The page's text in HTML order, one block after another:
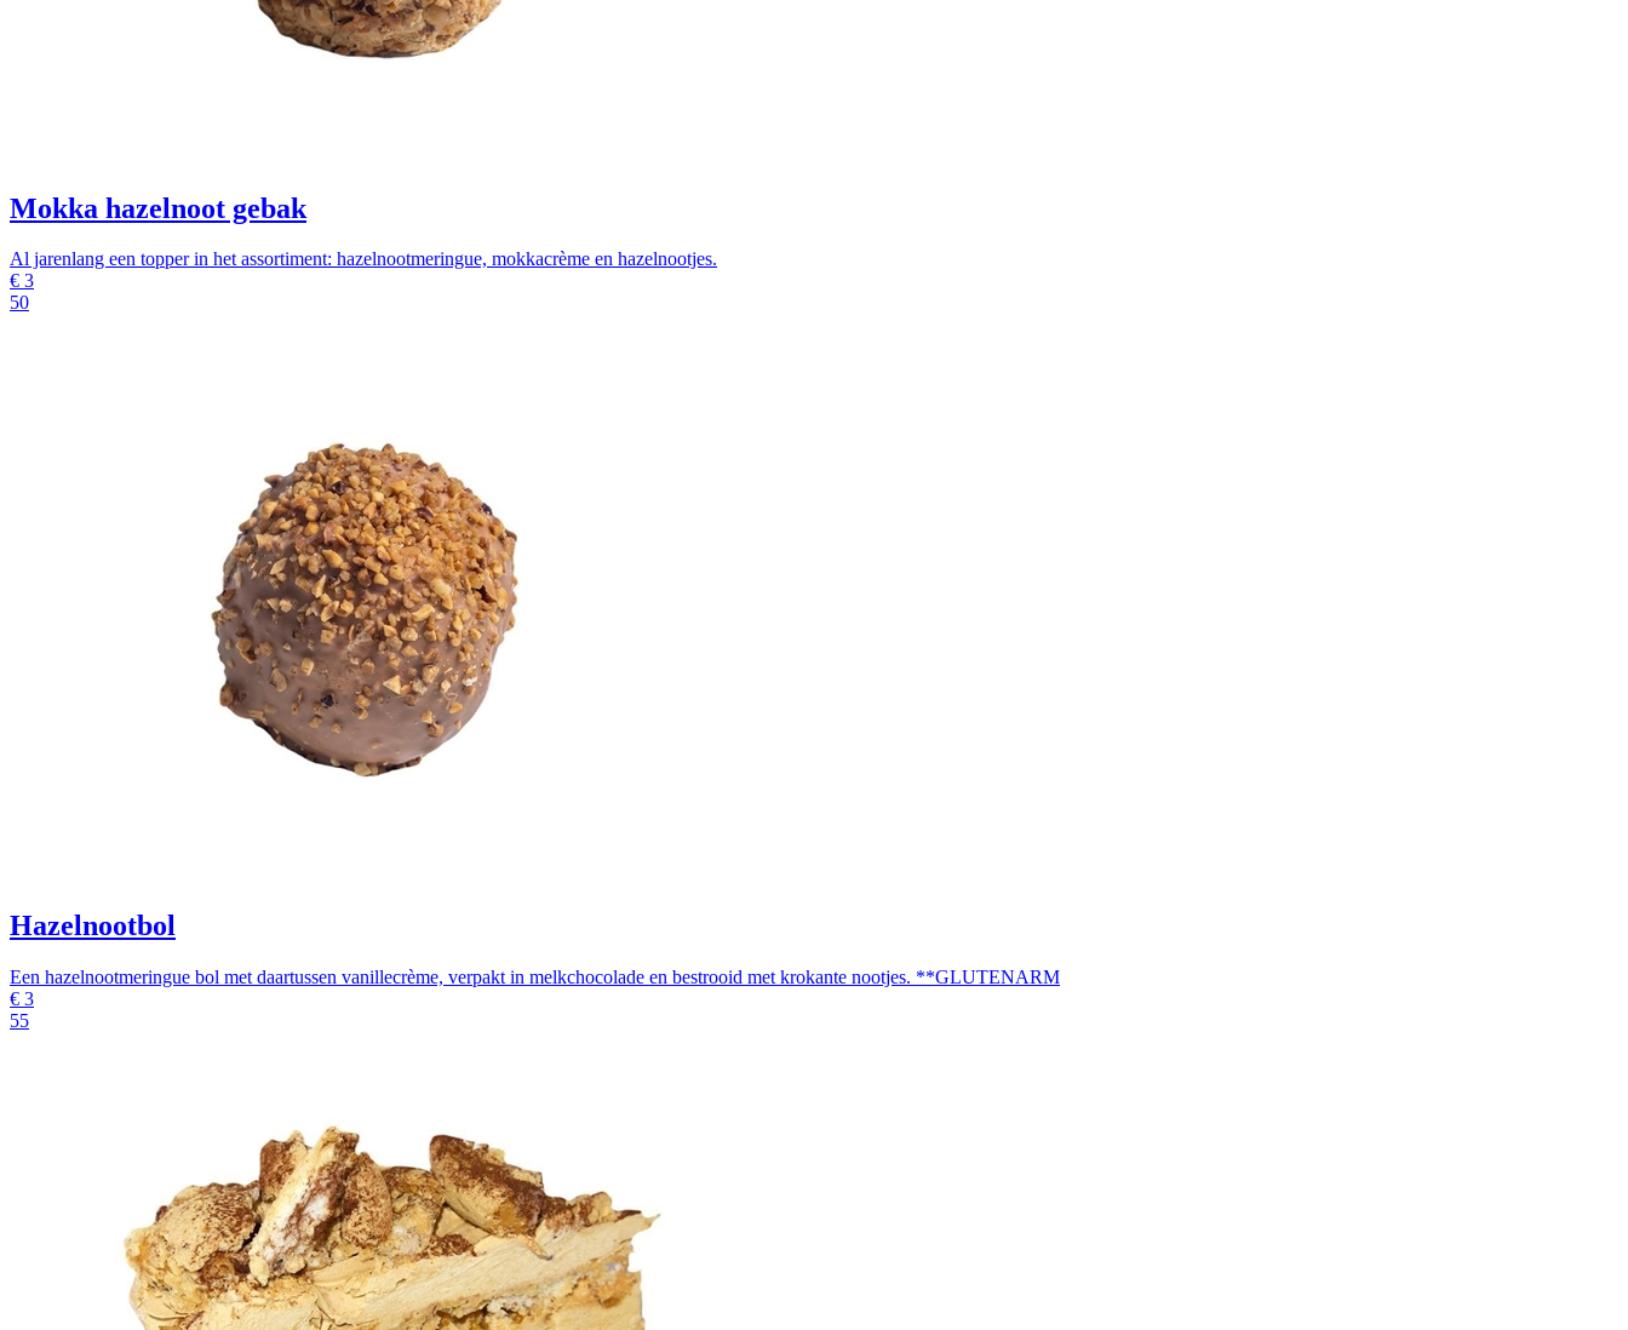
Mokka hazelnoot gebak
Al jarenlang een topper in het assortiment: hazelnootmeringue, mokkacrème en hazelnootjes.
€ 3
50
Hazelnootbol
Een hazelnootmeringue bol met daartussen vanillecrème, verpakt in melkchocolade en bestrooid met krokante nootjes. **GLUTENARM
€ 3
55